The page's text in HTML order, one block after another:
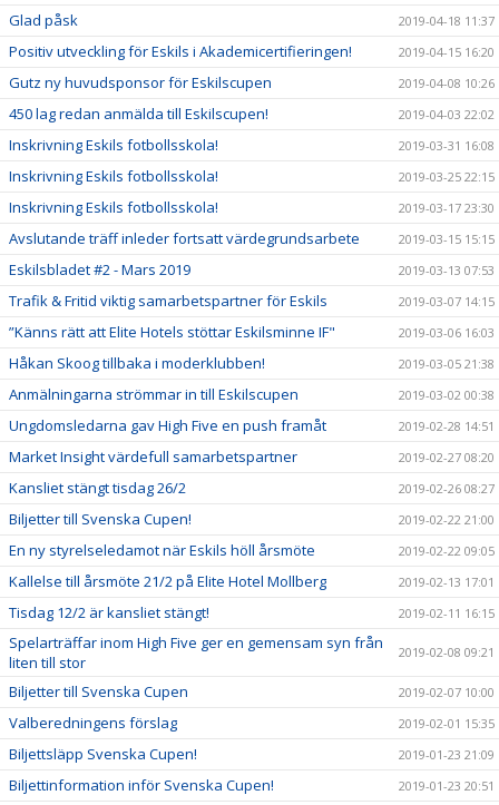
Glad påsk 2019-04-18 11:37
Positiv utveckling för Eskils i Akademicertifieringen! 2019-04-15 16:20
Gutz ny huvudsponsor för Eskilscupen 2019-04-08 10:26
450 lag redan anmälda till Eskilscupen! 2019-04-03 22:02
Inskrivning Eskils fotbollsskola! 2019-03-31 16:08
Inskrivning Eskils fotbollsskola! 2019-03-25 22:15
Inskrivning Eskils fotbollsskola! 2019-03-17 23:30
Avslutande träff inleder fortsatt värdegrundsarbete 2019-03-15 15:15
Eskilsbladet #2 - Mars 2019 2019-03-13 07:53
Trafik & Fritid viktig samarbetspartner för Eskils 2019-03-07 14:15
”Känns rätt att Elite Hotels stöttar Eskilsminne IF" 2019-03-06 16:03
Håkan Skoog tillbaka i moderklubben! 2019-03-05 21:38
Anmälningarna strömmar in till Eskilscupen 2019-03-02 00:38
Ungdomsledarna gav High Five en push framåt 2019-02-28 14:51
Market Insight värdefull samarbetspartner 2019-02-27 08:20
Kansliet stängt tisdag 26/2 2019-02-26 08:27
Biljetter till Svenska Cupen! 2019-02-22 21:00
En ny styrelseledamot när Eskils höll årsmöte 2019-02-22 09:05
Kallelse till årsmöte 21/2 på Elite Hotel Mollberg 2019-02-13 17:01
Tisdag 12/2 är kansliet stängt! 2019-02-11 16:15
Spelarträffar inom High Five ger en gemensam syn från
liten till stor
2019-02-08 09:21
Biljetter till Svenska Cupen 2019-02-07 10:00
Valberedningens förslag 2019-02-01 15:35
Biljettsläpp Svenska Cupen! 2019-01-23 21:09
Biljettinformation inför Svenska Cupen! 2019-01-23 20:51